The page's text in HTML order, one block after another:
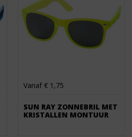
Vanaf € 1,75
SUN RAY ZONNEBRIL MET
KRISTALLEN MONTUUR